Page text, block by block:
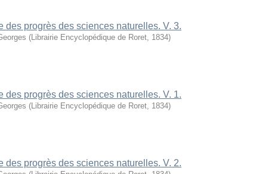
des progrès des sciences naturelles. V. 3.
(Librairie Encyclopédique de Roret, 1834)
des progrès des sciences naturelles. V. 1.
(Librairie Encyclopédique de Roret, 1834)
des progrès des sciences naturelles. V. 2.